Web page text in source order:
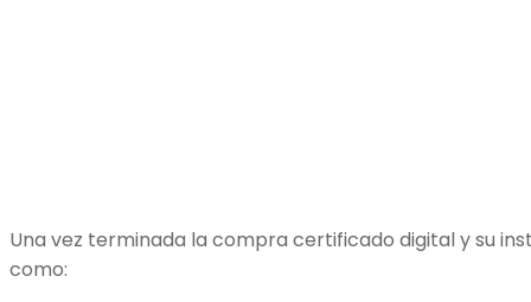
Una vez terminada la compra certificado digital y su
como: